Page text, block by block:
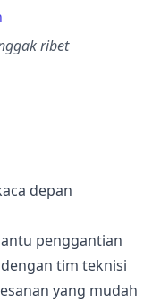
ribet
depan
penggantian
tim teknisi
yang mudah